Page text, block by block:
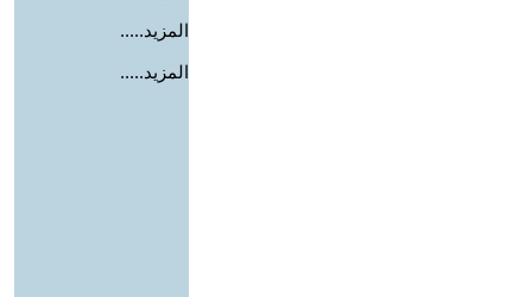
المزيد.....
المزيد.....